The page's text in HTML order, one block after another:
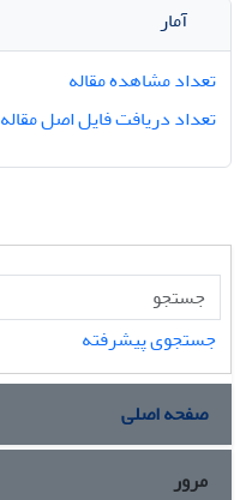
آمار
تعداد مشاهده مقاله
تعداد دریافت فایل اصل مقاله
جستجوی پیشرفته
صفحه اصلی
مرور